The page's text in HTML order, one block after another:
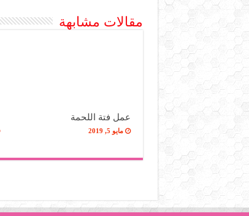
مقالات مشابهة
عمل فتة اللحمة
مايو 5, 2019